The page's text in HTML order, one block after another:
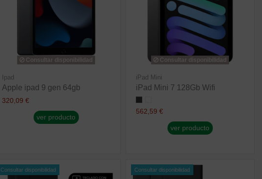
Consultar disponibilidad
Ipad
Apple ipad 9 gen 64gb
320,09 €
ver producto
Consultar disponibilidad
iPad Mini
iPad Mini 7 128Gb Wifi
562,59 €
ver producto
Consultar disponibilidad Consultar disponibilidad